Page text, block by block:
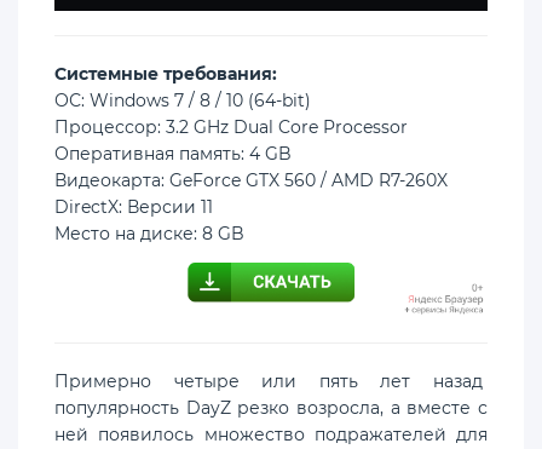
Cистемные требования:
ОС: Windows 7 / 8 / 10 (64-bit)
Процессор: 3.2 GHz Dual Core Processor
Оперативная память: 4 GB
Видеокарта: GeForce GTX 560 / AMD R7-260X
DirectX: Версии 11
Место на диске: 8 GB
Примерно четыре или пять лет назад
популярность DayZ резко возросла, а вместе с
ней появилось множество подражателей для